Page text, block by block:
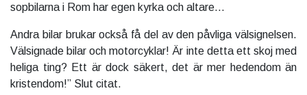
sopbilarna i Rom har egen kyrka och altare…
Andra bilar brukar också få del av den påvliga välsignelsen.
Välsignade bilar och motorcyklar! Är inte detta ett skoj med
heliga ting? Ett är dock säkert, det är mer hedendom än
kristendom!” Slut citat.